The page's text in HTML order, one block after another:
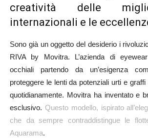
creatività delle
internazionali e le
Sono già un oggetto del desiderio i
RIVA by Movitra. L’azienda di
occhiali partendo da un’esigenza
proteggere le lenti da potenziali urti e
quotidianamente. Movitra ha inventato e
esclusivo. Questo modello, ispirato
che da sempre contraddistingue le
Aquarama.